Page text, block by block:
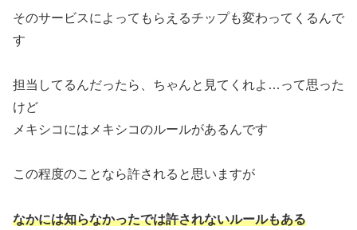
そのサービスによってもらえるチップも変わってくるんで
す
担当してるんだったら、ちゃんと見てくれよ…って思った
けど
メキシコにはメキシコのルールがあるんです
この程度のことなら許されると思いますが
なかには知らなかったでは許されないルールもある